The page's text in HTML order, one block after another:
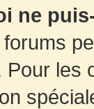
ne
Pour les